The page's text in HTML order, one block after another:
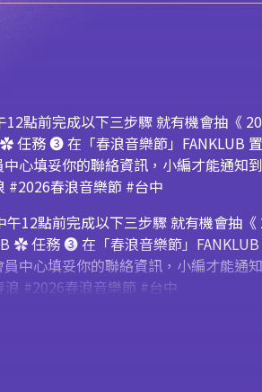
12點前完成以下三步驟 就有機會抽
任務 ❸ 在「春浪音樂節」FANKLUB
員中心填妥你的聯絡資訊，小
#2026春浪音樂節 #台中